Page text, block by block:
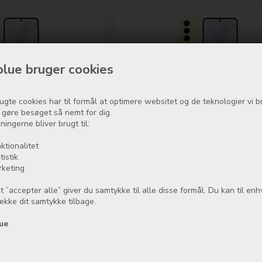
bruger cookies
cookies har til formål at optimere websitet og de teknologier vi
besøget så nemt for dig.
bliver brugt til:
”accepter alle” giver du samtykke til alle disse formål. Du kan til
dit samtykke tilbage.
SM-A356 256GB 5G -
Lilac
På lager
Samsung Galaxy A35 SM-A356
Samsung A35 og gerne ville vide lidt mere om hvad den har at
med en forbløffende AMOLED-skærm, der trækker dig ind i